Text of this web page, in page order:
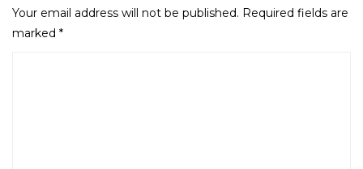
Your email address will not be published. Required fields are
marked *